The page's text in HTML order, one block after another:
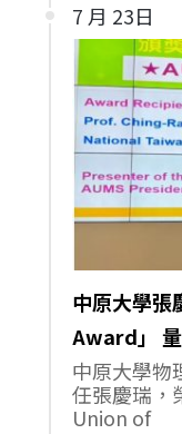
7 月 23日
中原大學張
Award」
中原大學物
任張慶瑞，
Union of